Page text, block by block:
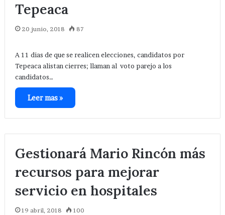
Tepeaca
20 junio, 2018 87
A 11 dias de que se realicen elecciones, candidatos por
Tepeaca alistan cierres; llaman al voto parejo a los
candidatos…
Leer mas »
Gestionará Mario Rincón más
recursos para mejorar
servicio en hospitales
19 abril, 2018 100